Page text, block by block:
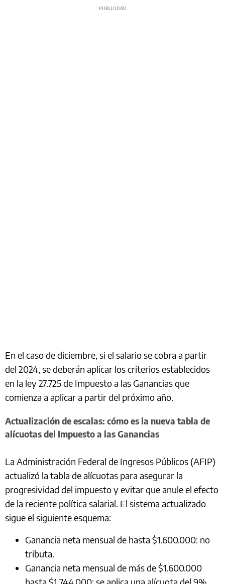
En el caso de diciembre, si el salario se cobra a partir
del 2024, se deberán aplicar los criterios establecidos
en la ley 27.725 de Impuesto a las Ganancias que
comienza a aplicar a partir del próximo año.
Actualización de escalas: cómo es la nueva tabla de
alícuotas del Impuesto a las Ganancias
La Administración Federal de Ingresos Públicos (AFIP)
actualizó la tabla de alícuotas para asegurar la
progresividad del impuesto y evitar que anule el efecto
de la reciente política salarial. El sistema actualizado
sigue el siguiente esquema:
Ganancia neta mensual de hasta $1.600.000: no
tributa.
Ganancia neta mensual de más de $1.600.000